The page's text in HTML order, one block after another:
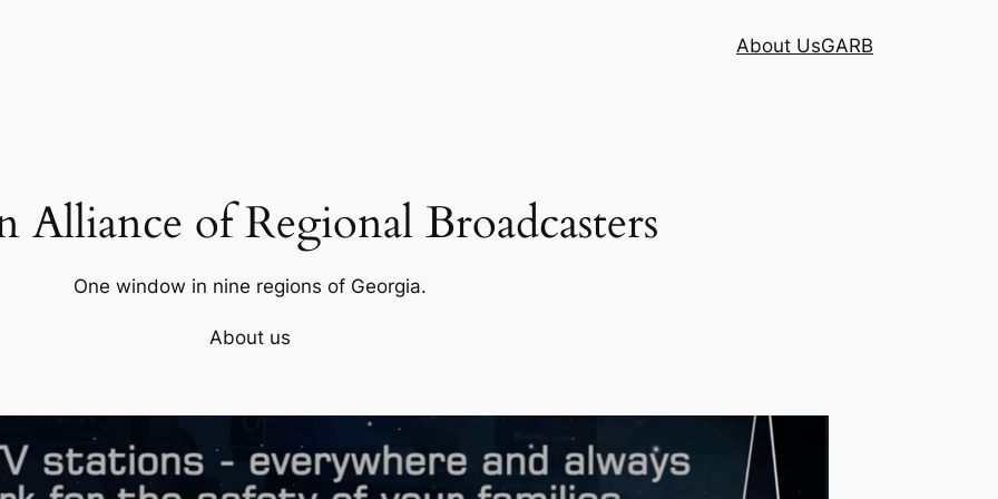
About UsGARB
Alliance of Regional Broadcasters
One window in nine regions of Georgia.
About us